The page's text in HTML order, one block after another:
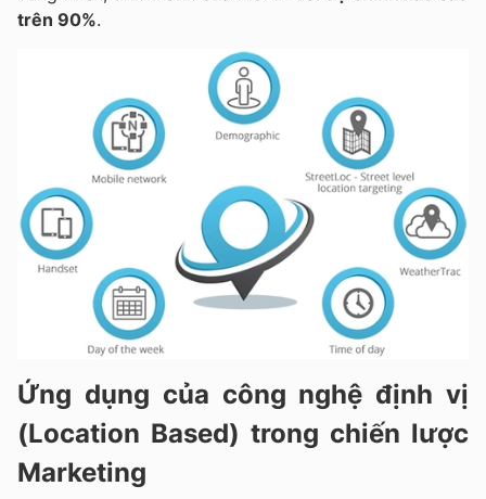
trên 90%.
Ứng dụng của công nghệ định vị
(Location Based) trong chiến lược
Marketing